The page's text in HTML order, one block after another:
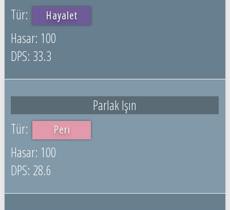
Hayalet
100
33.3
Parlak Işın
Peri
100
28.6